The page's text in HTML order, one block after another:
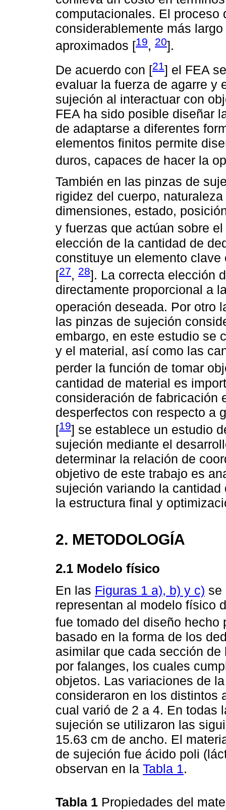
computacionales. El proceso
considerablemente más
aproximados [19, 20].
De acuerdo con [21] el FEA
evaluar la fuerza de agarre y
sujeción al interactuar con
FEA ha sido posible diseñar
de adaptarse a diferentes
elementos finitos permite
duros, capaces de hacer la
También en las pinzas de
rigidez del cuerpo,
dimensiones, estado,
y fuerzas que actúan sobre
elección de la cantidad de
constituye un elemento
[27, 28]. La correcta elección
directamente proporcional a
operación deseada. Por otro
las pinzas de sujeción
embargo, en este estudio se
y el material, así como las
perder la función de tomar
cantidad de material es
consideración de fabricación
desperfectos con respecto a
[19] se establece un estudio
sujeción mediante el
determinar la relación de
objetivo de este trabajo es
sujeción variando la
la estructura final y
2. METODOLOGÍA
2.1 Modelo físico
En las Figuras 1 a), b) y c) se
representan al modelo físico
fue tomado del diseño hecho
basado en la forma de los
asimilar que cada sección
por falanges, los cuales
objetos. Las variaciones de
consideraron en los distintos
cual varió de 2 a 4. En todas
sujeción se utilizaron las
15.63 cm de ancho. El
de sujeción fue ácido poli
observan en la Tabla 1.
Tabla 1 Propiedades del